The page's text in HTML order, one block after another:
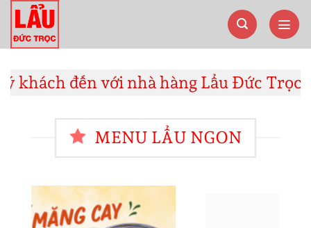
qua
nội
đến với nhà hàng Lẩu Đức Trọc!
MENU LẨU NGON